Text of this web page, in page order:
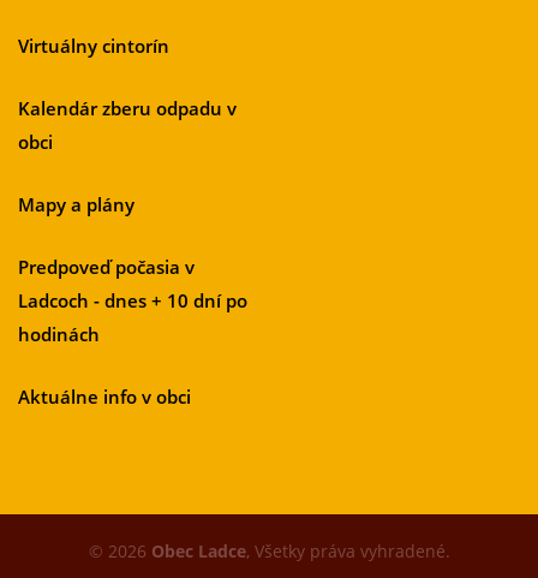
Virtuálny cintorín
Kalendár zberu odpadu v
obci
Mapy a plány
Predpoveď počasia v
Ladcoch - dnes + 10 dní po
hodinách
Aktuálne info v obci
© 2026 Obec Ladce, Všetky práva vyhradené.